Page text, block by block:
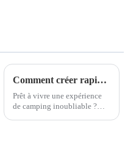
Comment créer rapidement un camp de capsule spatiale haut de gamme et luxueux ?
Prêt à vivre une expérience
de camping inoubliable ?